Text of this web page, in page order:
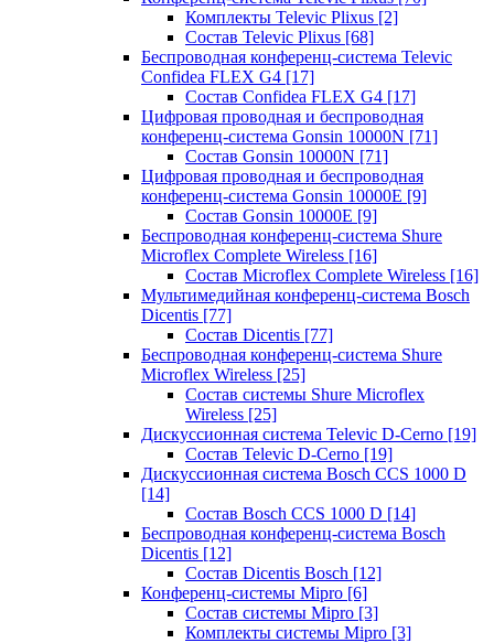
Комплекты Televic Plixus [2]
Состав Televic Plixus [68]
Беспроводная конференц-система Televic
Confidea FLEX G4 [17]
Состав Confidea FLEX G4 [17]
Цифровая проводная и беспроводная
конференц-система Gonsin 10000N [71]
Состав Gonsin 10000N [71]
Цифровая проводная и беспроводная
конференц-система Gonsin 10000E [9]
Состав Gonsin 10000E [9]
Беспроводная конференц-система Shure
Microflex Complete Wireless [16]
Состав Microflex Complete Wireless [16]
Мультимедийная конференц-система Bosch
Dicentis [77]
Состав Dicentis [77]
Беспроводная конференц-система Shure
Microflex Wireless [25]
Состав системы Shure Microflex
Wireless [25]
Дискуссионная система Televic D-Cerno [19]
Состав Televic D-Cerno [19]
Дискуссионная система Bosch CCS 1000 D
[14]
Состав Bosch CCS 1000 D [14]
Беспроводная конференц-система Bosch
Dicentis [12]
Состав Dicentis Bosch [12]
Конференц-системы Mipro [6]
Состав системы Mipro [3]
Комплекты системы Mipro [3]